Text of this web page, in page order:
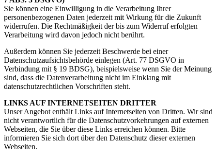
Sie können eine Einwilligung in die Verarbeitung Ihrer
personenbezogenen Daten jederzeit mit Wirkung für die Zukunft
widerrufen. Die Rechtmäßigkeit der bis zum Widerruf erfolgten
Verarbeitung wird davon jedoch nicht berührt.
Außerdem können Sie jederzeit Beschwerde bei einer
Datenschutzaufsichtsbehörde einlegen (Art. 77 DSGVO in
Verbindung mit § 19 BDSG), beispielsweise wenn Sie der Meinung
sind, dass die Datenverarbeitung nicht im Einklang mit
datenschutzrechtlichen Vorschriften steht.
LINKS AUF INTERNETSEITEN DRITTER
Unser Angebot enthält Links auf Internetseiten von Dritten. Wir sind
nicht verantwortlich für die Datenschutzvorkehrungen auf externen
Webseiten, die Sie über diese Links erreichen können. Bitte
informieren Sie sich dort über den Datenschutz dieser externen
Webseiten.